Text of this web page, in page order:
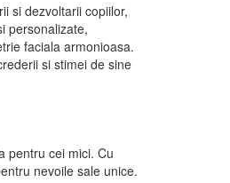
si dezvoltarii copiilor,
personalizate,
faciala armonioasa.
si stimei de sine
pentru cei mici. Cu
nevoile sale unice.